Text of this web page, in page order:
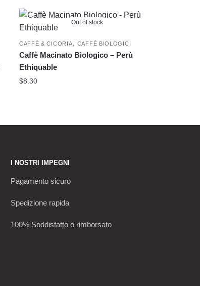
Out of stock
CAFFÈ & CICORIA, CAFFÈ BIOLOGICI
Caffè Macinato Biologico – Perù
Ethiquable
$8.30
I NOSTRI IMPEGNI
Pagamento sicuro
Spedizione rapida
100% Soddisfatto o rimborsato